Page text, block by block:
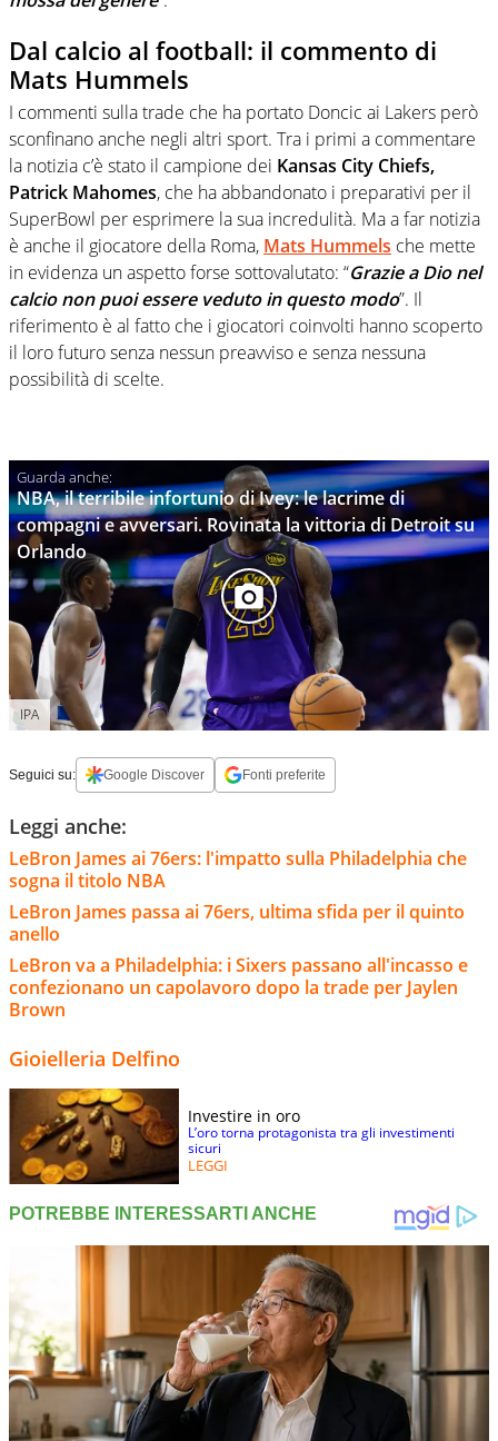
Dal calcio al football: il commento di
Mats Hummels
I commenti sulla trade che ha portato Doncic ai Lakers però
sconfinano anche negli altri sport. Tra i primi a commentare
la notizia c’è stato il campione dei Kansas City Chiefs,
Patrick Mahomes, che ha abbandonato i preparativi per il
SuperBowl per esprimere la sua incredulità. Ma a far notizia
è anche il giocatore della Roma, Mats Hummels che mette
in evidenza un aspetto forse sottovalutato: “Grazie a Dio nel
calcio non puoi essere veduto in questo modo”. Il
riferimento è al fatto che i giocatori coinvolti hanno scoperto
il loro futuro senza nessun preavviso e senza nessuna
possibilità di scelte.
NBA, il terribile infortunio di Ivey: le lacrime di
compagni e avversari. Rovinata la vittoria di Detroit su
Orlando
IPA
Seguici su: Google Discover Fonti preferite
Leggi anche:
LeBron James ai 76ers: l'impatto sulla Philadelphia che
sogna il titolo NBA
LeBron James passa ai 76ers, ultima sfida per il quinto
anello
LeBron va a Philadelphia: i Sixers passano all'incasso e
confezionano un capolavoro dopo la trade per Jaylen
Brown
Gioielleria Delfino
Investire in oro
L’oro torna protagonista tra gli investimenti
sicuri
LEGGI